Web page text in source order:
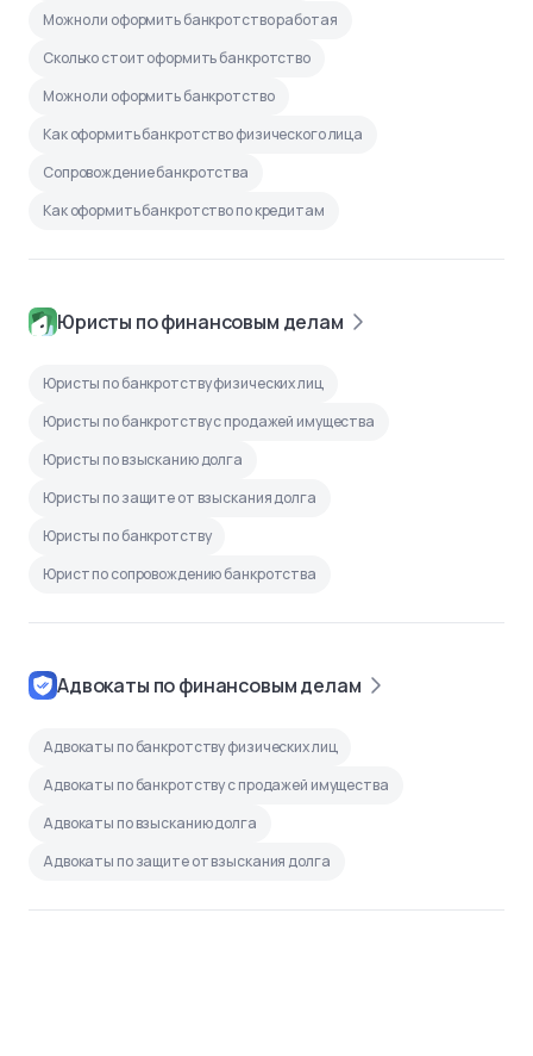
Можно ли оформить банкротство работая
Сколько стоит оформить банкротство
Можно ли оформить банкротство
Как оформить банкротство физического лица
Сопровождение банкротства
Как оформить банкротство по кредитам
Юристы по финансовым делам
Юристы по банкротству физических лиц
Юристы по банкротству с продажей имущества
Юристы по взысканию долга
Юристы по защите от взыскания долга
Юристы по банкротству
Юрист по сопровождению банкротства
Адвокаты по финансовым делам
Адвокаты по банкротству физических лиц
Адвокаты по банкротству с продажей имущества
Адвокаты по взысканию долга
Адвокаты по защите от взыскания долга